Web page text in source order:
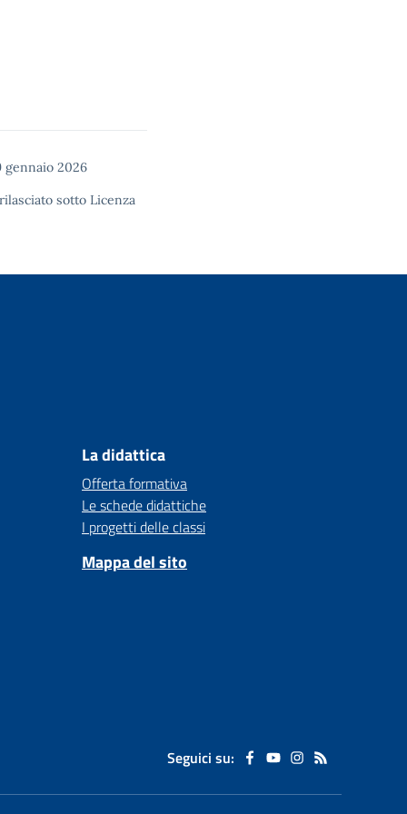
2026
sotto Licenza
La didattica
Offerta formativa
Le schede didattiche
I progetti delle classi
Mappa del sito
Seguici su: